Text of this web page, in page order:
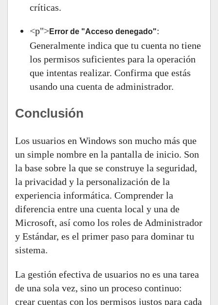
críticas.
<p">Error de "Acceso denegado":
Generalmente indica que tu cuenta no tiene
los permisos suficientes para la operación
que intentas realizar. Confirma que estás
usando una cuenta de administrador.
Conclusión
Los usuarios en Windows son mucho más que
un simple nombre en la pantalla de inicio. Son
la base sobre la que se construye la seguridad,
la privacidad y la personalización de la
experiencia informática. Comprender la
diferencia entre una cuenta local y una de
Microsoft, así como los roles de Administrador
y Estándar, es el primer paso para dominar tu
sistema.
La gestión efectiva de usuarios no es una tarea
de una sola vez, sino un proceso continuo:
crear cuentas con los permisos justos para cada